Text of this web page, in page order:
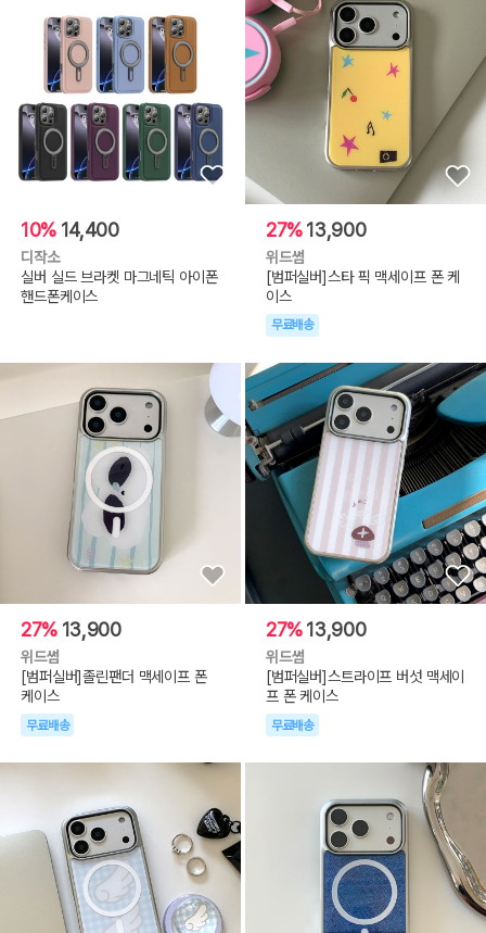
10% 14,400
디작소
실버 실드 브라켓 마그네틱 아이폰
핸드폰케이스
27%13,900
위드썸
[범퍼실버]스타 픽 맥세이프 폰 케
이스
무료배송
27% 13,900
위드썸
[범퍼실버]졸린팬더 맥세이프 폰
케이스
무료배송
27%13,900
위드썸
[범퍼실버]스트라이프 버섯 맥세이
프 폰 케이스
무료배송